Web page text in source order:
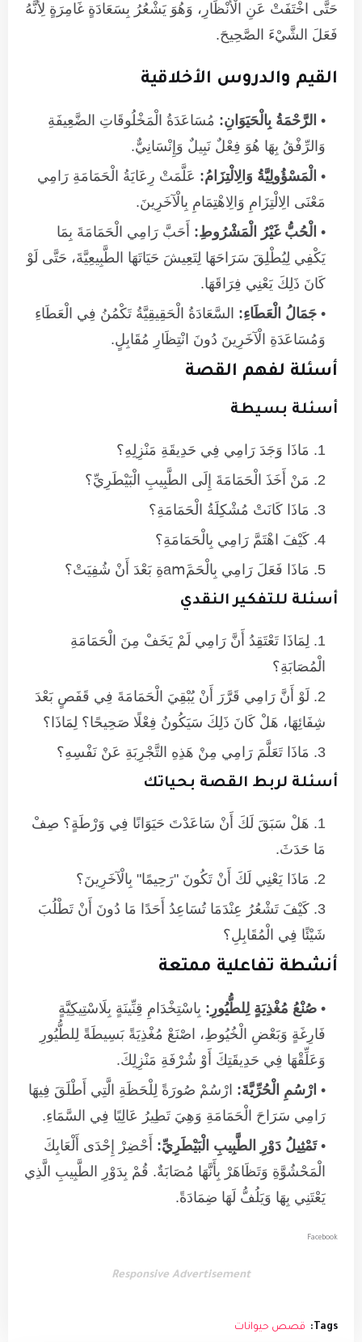
حَتَّى اخْتَفَتْ عَنِ الْأَنْظَارِ، وَهُوَ يَشْعُرُ بِسَعَادَةٍ غَامِرَةٍ لِأَنَّهُ
فَعَلَ الشَّيْءَ الصَّحِيحَ.
القيم والدروس الأخلاقية
الرَّحْمَةُ بِالْحَيَوَانِ: مُسَاعَدَةُ الْمَخْلُوقَاتِ الضَّعِيفَةِ
وَالرِّفْقُ بِهَا هُوَ فِعْلٌ نَبِيلٌ وَإِنْسَانِيٌّ.
الْمَسْؤُولِيَّةُ وَالِالْتِزَامُ: عَلَّمَتْ رِعَايَةُ الْحَمَامَةِ رَامِي
مَعْنَى الِالْتِزَامِ وَالِاهْتِمَامِ بِالْآخَرِينَ.
الْحُبُّ غَيْرُ الْمَشْرُوطِ: أَحَبَّ رَامِي الْحَمَامَةَ بِمَا
يَكْفِي لِيُطْلِقَ سَرَاحَهَا لِتَعِيشَ حَيَاتَهَا الطَّبِيعِيَّةَ، حَتَّى لَوْ
كَانَ ذَلِكَ يَعْنِي فِرَاقَهَا.
جَمَالُ الْعَطَاءِ: السَّعَادَةُ الْحَقِيقِيَّةُ تَكْمُنُ فِي الْعَطَاءِ
وَمُسَاعَدَةِ الْآخَرِينَ دُونَ انْتِظَارِ مُقَابِلٍ.
أسئلة لفهم القصة
أسئلة بسيطة
مَاذَا وَجَدَ رَامِي فِي حَدِيقَةِ مَنْزِلِهِ؟
مَنْ أَخَذَ الْحَمَامَةَ إِلَى الطَّبِيبِ الْبَيْطَرِيِّ؟
مَاذَا كَانَتْ مُشْكِلَةُ الْحَمَامَةِ؟
كَيْفَ اهْتَمَّ رَامِي بِالْحَمَامَةِ؟
مَاذَا فَعَلَ رَامِي بِالْحَمَamَةِ بَعْدَ أَنْ شُفِيَتْ؟
أسئلة للتفكير النقدي
لِمَاذَا تَعْتَقِدُ أَنَّ رَامِي لَمْ يَخَفْ مِنَ الْحَمَامَةِ
الْمُصَابَةِ؟
لَوْ أَنَّ رَامِي قَرَّرَ أَنْ يُبْقِيَ الْحَمَامَةَ فِي قَفَصٍ بَعْدَ
شِفَائِهَا، هَلْ كَانَ ذَلِكَ سَيَكُونُ فِعْلًا صَحِيحًا؟ لِمَاذَا؟
مَاذَا تَعَلَّمَ رَامِي مِنْ هَذِهِ التَّجْرِبَةِ عَنْ نَفْسِهِ؟
أسئلة لربط القصة بحياتك
هَلْ سَبَقَ لَكَ أَنْ سَاعَدْتَ حَيَوَانًا فِي وَرْطَةٍ؟ صِفْ
مَا حَدَثَ.
مَاذَا يَعْنِي لَكَ أَنْ تَكُونَ "رَحِيمًا" بِالْآخَرِينَ؟
كَيْفَ تَشْعُرُ عِنْدَمَا تُسَاعِدُ أَحَدًا مَا دُونَ أَنْ تَطْلُبَ
شَيْئًا فِي الْمُقَابِلِ؟
أنشطة تفاعلية ممتعة
صُنْعُ مُغْذِيَةٍ لِلطُّيُورِ: بِاسْتِخْدَامِ قِنِّينَةٍ بِلَاسْتِيكِيَّةٍ
فَارِغَةٍ وَبَعْضِ الْخُيُوطِ، اصْنَعْ مُغْذِيَةً بَسِيطَةً لِلطُّيُورِ
وَعَلِّقْهَا فِي حَدِيقَتِكَ أَوْ شُرْفَةِ مَنْزِلِكَ.
ارْسُمِ الْحُرِّيَّةَ: ارْسُمْ صُورَةً لِلْحَظَةِ الَّتِي أَطْلَقَ فِيهَا
رَامِي سَرَاحَ الْحَمَامَةِ وَهِيَ تَطِيرُ عَالِيًا فِي السَّمَاءِ.
تَمْثِيلُ دَوْرِ الطَّبِيبِ الْبَيْطَرِيِّ: أَحْضِرْ إِحْدَى أَلْعَابِكَ
الْمَحْشُوَّةِ وَتَظَاهَرْ بِأَنَّهَا مُصَابَةٌ. قُمْ بِدَوْرِ الطَّبِيبِ الَّذِي
يَعْتَنِي بِهَا وَيَلُفُّ لَهَا ضِمَادَةً.
Facebook
Responsive Advertisement
Tags: قصص حيوانات